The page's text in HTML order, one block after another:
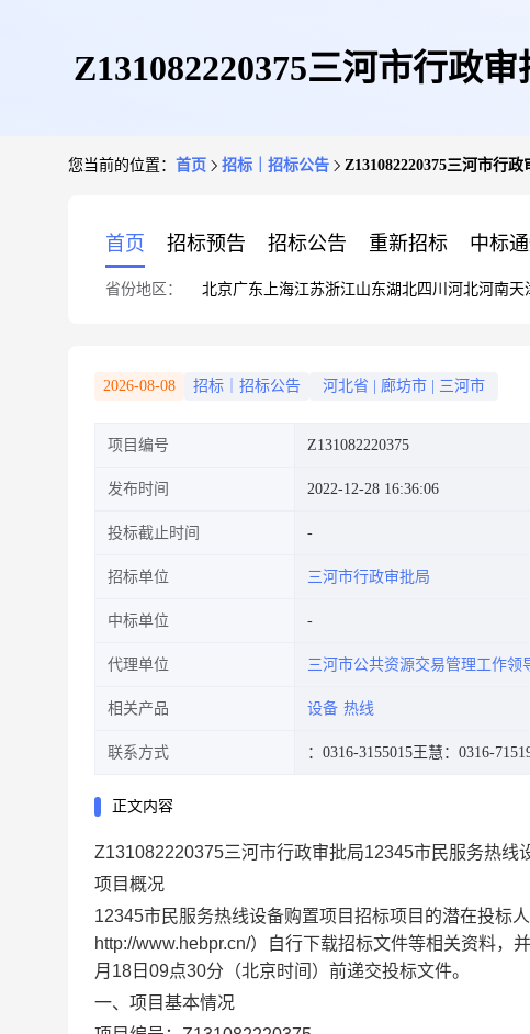
Z131082220375三河市行政
您当前的位置： 首页 招标｜招标公告 Z131082220375三河市行
首页 招标预告 招标公告 重新招标 中标
省份地区： 北京广东 上海江苏浙江山东湖北四川 河北河南天
2026-08-08 招标｜招标公告 河北省 廊坊市 三河市
项目编号 Z131082220375
发布时间 2022-12-28 16:36:06
投标截止时间
招标单位 三河市行政审批局
中标单位
代理单位 三河市公共资源交易管理工作领
相关产品 设备 热线
联系方式 ：0316-3155015王慧：0316-
正文内容
Z131082220375三河市行政审批局12345市民服务热线
项目概况
12345市民服务热线设备购置项目招标项目的潜在投标
http://www.hebpr.cn/）自行下载招标文件等相关资料，
月18日09点30分 （北京时间）前递交投标文件。
一、项目基本情况